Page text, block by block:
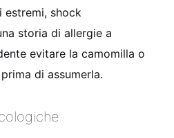
estremi, shock
storia di allergie a
evitare la camomilla o
di assumerla.